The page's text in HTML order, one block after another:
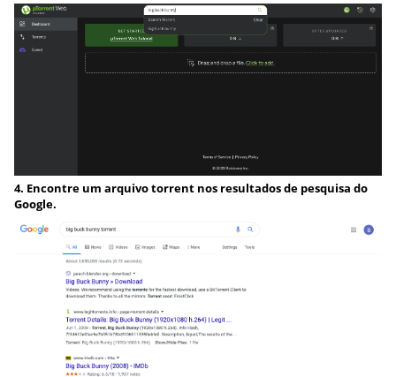
4. Encontre um arquivo torrent nos resultados de pesquisa do
Google.